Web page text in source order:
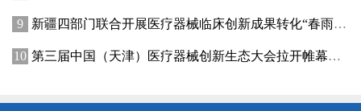
新疆四部门联合开展医疗器械临床创新成果转化“春雨行动”
第三届中国（天津）医疗器械创新生态大会拉开帷幕多款重磅新品现场首发